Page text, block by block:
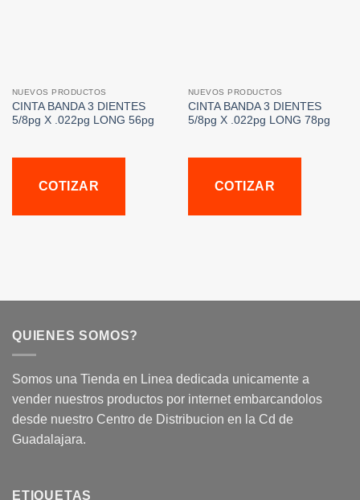
NUEVOS PRODUCTOS
CINTA BANDA 3 DIENTES
5/8pg X .022pg LONG 56pg
COTIZAR
NUEVOS PRODUCTOS
CINTA BANDA 3 DIENTES
5/8pg X .022pg LONG 78pg
COTIZAR
QUIENES SOMOS?
Somos una Tienda en Linea dedicada unicamente a
vender nuestros productos por internet embarcandolos
desde nuestro Centro de Distribucion en la Cd de
Guadalajara.
ETIQUETAS